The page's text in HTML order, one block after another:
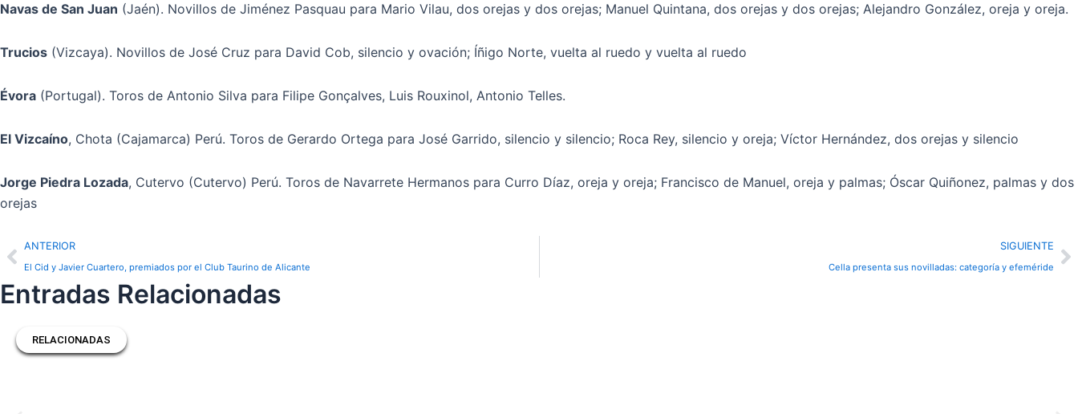
Navas de San Juan (Jaén). Novillos de Jiménez Pasquau para Mario Vilau, dos orejas y dos orejas; Manuel Quintana, dos orejas y dos orejas; Alejandro González, oreja y oreja.
Trucios (Vizcaya). Novillos de José Cruz para David Cob, silencio y ovación; Íñigo Norte, vuelta al ruedo y vuelta al ruedo
Évora (Portugal). Toros de Antonio Silva para Filipe Gonçalves, Luis Rouxinol, Antonio Telles.
El Vizcaíno, Chota (Cajamarca) Perú. Toros de Gerardo Ortega para José Garrido, silencio y silencio; Roca Rey, silencio y oreja; Víctor Hernández, dos orejas y silencio
Jorge Piedra Lozada, Cutervo (Cutervo) Perú. Toros de Navarrete Hermanos para Curro Díaz, oreja y oreja; Francisco de Manuel, oreja y palmas; Óscar Quiñonez, palmas y dos
orejas
PrevANTERIOR
El Cid y Javier Cuartero, premiados por el Club Taurino de Alicante
SIGUIENTE
Cella presenta sus novilladas: categoría y efeméride
Entradas Relacionadas
RELACIONADAS